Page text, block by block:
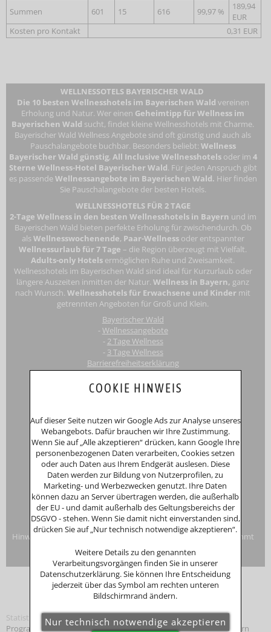
Summen
601 15 616 99,97 %
189,94
EUR
Kosten pro Kontakt
0,31 EUR
WELLNESSOTELS BAYERISCHER WALD
Die 10 besten Wellnesshotels im Bayerischen Wald vereinen
Erholung und Natur. Wer einen Geheimtipp für Wellness im
Bayerischen Wald sucht, findet kleine Wellnesshotels mit Charme.
Bayerischer Wald Wellness Angebote sind oft günstig und auch als
Pauschalangebote buchbar. Besonders beliebt: Wellness
Bayerischer Wald günstig, All Inclusive Wellnesshotels oder im 4
Sterne Wellness-Hotel Bayerischer Wald. Für jeden Anspruch gibt
es passendeWellnessangebote im Bayerischen Wald. Hier finden
Sie Pauschalangebote der besten Hotels.
WELLNESSHOTELS FÜR 2 TAGE
2-Tage Wellness in den besten Wellnesshotels in Bayern und im
Bayerischen Wald bieten perfekte Erholung für zwischendurch. Ob
als Wellnesswochenende, Paar-Wellness oder entspannter
Wellnessurlaub für 7 Tage – die Region überzeugt mit Vielfalt.
Adults-only Hotels ermöglichen Ruhe und Zweisamkeit.
Wellnesshotels im Bayerischen Wald sind ideal für Kurzurlaub oder
längere Auszeiten inmitten der Natur.Wellness in Bayern, ganz
nach Wunsch.Wellnesshotels für Erwachsene und Kinder mit
getrennten Angeboten für Groß und Klein.
Bayerischer Wald
-Wellnessangebote
- 2 Tage Wellness
- 3 Tage Wellness
Barrierefreiheitserklärung
Registergericht: Amtsgericht Passau
InhaberinAnna Putz
Niederperlesreut 52
94157 Perlesreut
Tel. 0049 (0)8555/691
Fax: 0049 (0)8555/8856
Internet:www.putzwerbung.de
eMail:info@putzwerbung.de
USt-ID: DE 358297667
St.Nr.: 157/259/80938
Impressum & Datenschutz
Hinweise zur Verbraucherstreitbeilegung: Das Unternehmen nimmt
nicht an Streitbeilegungsverfahren vor einer
Verbraucherschlichtungsstelle teil.
Statistik
Programmierung: © Tourismus MarketingBayerischer Wald, Bayern
COOKIE HINWEIS
Auf dieser Seite nutzen wir Google Ads zur Analyse unseres
Webangebots. Dafür brauchen wir Ihre Zustimmung.
Wenn Sie auf „Alle akzeptieren“ drücken, kann Google Ihre
personenbezogenen Daten verarbeiten, Cookies setzen
oder auch Daten aus Ihrem Endgerät auslesen. Diese
Daten werden zur Bildung von Nutzerprofilen, zu
Marketing- und Werbezwecken genutzt. Ihre Daten
können dazu an Server übertragen werden, die außerhalb
der EU - und damit außerhalb des Geltungsbereichs der
DSGVO - stehen. Wenn Sie damit nicht einverstanden sind,
drücken Sie auf „Nur technisch notwendige akzeptieren“.
Weitere Details zu den genannten
Verarbeitungsvorgängen finden Sie in unserer
Datenschutzerklärung. Sie können Ihre Entscheidung
jederzeit über das Symbol am rechten unteren
Bildschirmrand ändern.